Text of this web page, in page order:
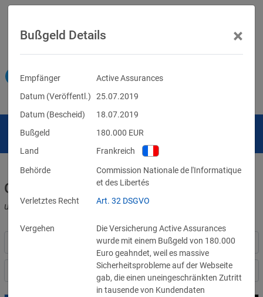
Geldbußen für DSGVO-Verstöße
und für Verletzungen anderer Datenschutzgesetze
Nach Land filtern
Bußgeld Details ×
Empfänger
Active Assurances
Datum (Veröffentl.)
25.07.2019
Datum (Bescheid)
18.07.2019
Bußgeld
180.000 EUR
Land
Frankreich
Behörde
Commission Nationale de l'Informatique
et des Libertés
Verletztes Recht
Art. 32 DSGVO
Vergehen
Die Versicherung Active Assurances
wurde mit einem Bußgeld von 180.000
Euro geahndet, weil es massive
Sicherheitsprobleme auf der Webseite
gab, die einen uneingeschränkten Zutritt
in tausende von Kundendaten